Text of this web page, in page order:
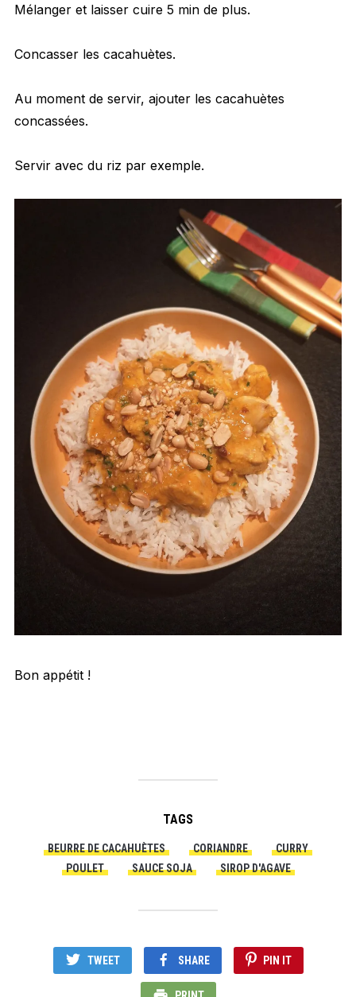
Mélanger et laisser cuire 5 min de plus.
Concasser les cacahuètes.
Au moment de servir, ajouter les cacahuètes
concassées.
Servir avec du riz par exemple.
Bon appétit !
TAGS
BEURRE DE CACAHUÈTES CORIANDRE
CURRY
POULET
SAUCE SOJA SIROP D'AGAVE
TWEET SHARE PIN IT